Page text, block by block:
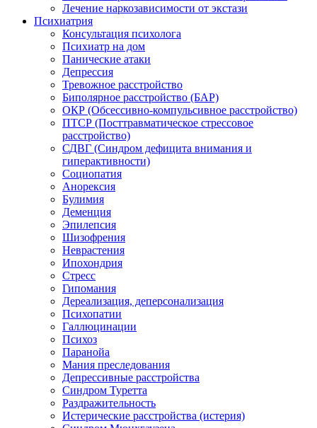
Лечение наркозависимости от экстази
Психиатрия
Консультация психолога
Психиатр на дом
Панические атаки
Депрессия
Тревожное расстройство
Биполярное расстройство (БАР)
ОКР (Обсессивно-компульсивное расстройство)
ПТСР (Посттравматическое стрессовое
расстройство)
СДВГ (Синдром дефицита внимания и
гиперактивности)
Социопатия
Анорексия
Булимия
Деменция
Эпилепсия
Шизофрения
Неврастения
Ипохондрия
Стресс
Гипомания
Дереализация, деперсонализация
Психопатии
Галлюцинации
Психоз
Паранойа
Мания преследования
Депрессивные расстройства
Синдром Туретта
Раздражительность
Истерические расстройства (истерия)